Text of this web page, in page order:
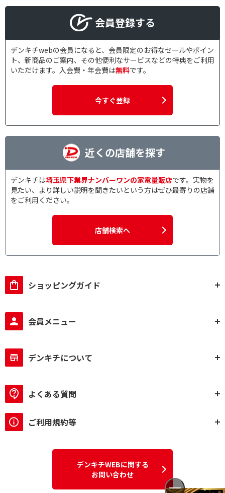
会員登録する
デンキチwebの会員になると、会員限定のお得なセールやポイン
ト、新商品のご案内、その他便利なサービスなどの特典をご利用
いただけます。入会費・年会費は無料です。
今すぐ登録
近くの店舗を探す
デンキチは埼玉県下業界ナンバーワンの家電量販店です。実物を
見たい、より詳しい説明を聞きたいという方はぜひ最寄りの店舗
をご利用ください。
店舗検索へ
ショッピングガイド
会員メニュー
デンキチについて
よくある質問
ご利用規約等
デンキチWEBに関する
お問い合わせ